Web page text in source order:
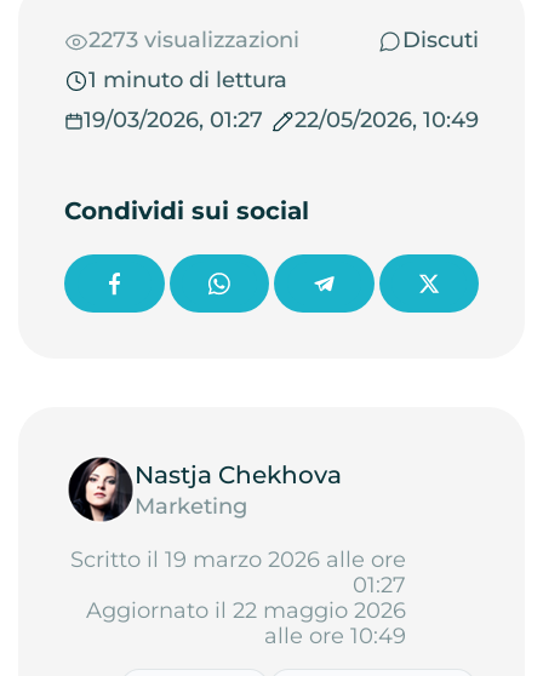
2273 visualizzazioni
Discuti
1 minuto di lettura
19/03/2026, 01:27
22/05/2026, 10:49
Condividi sui social
Nastja Chekhova
Marketing
Scritto il 19 marzo 2026 alle ore
01:27
Aggiornato il 22 maggio 2026
alle ore 10:49